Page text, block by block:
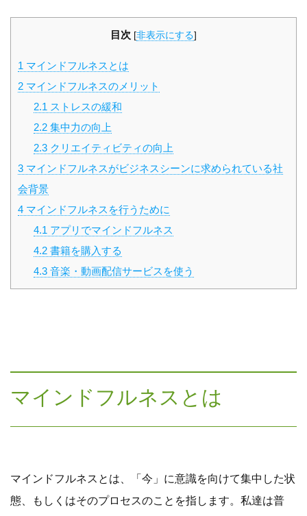
目次 [非表示にする]
1 マインドフルネスとは
2 マインドフルネスのメリット
2.1 ストレスの緩和
2.2集中力の向上
2.3クリエイティビティの向上
3 マインドフルネスがビジネスシーンに求められている社
会背景
4 マインドフルネスを行うために
4.1 アプリでマインドフルネス
4.2書籍を購入する
4.3音楽・動画配信サービスを使う
マインドフルネスとは
マインドフルネスとは、「今」に意識を向けて集中した状
態、もしくはそのプロセスのことを指します。私達は普